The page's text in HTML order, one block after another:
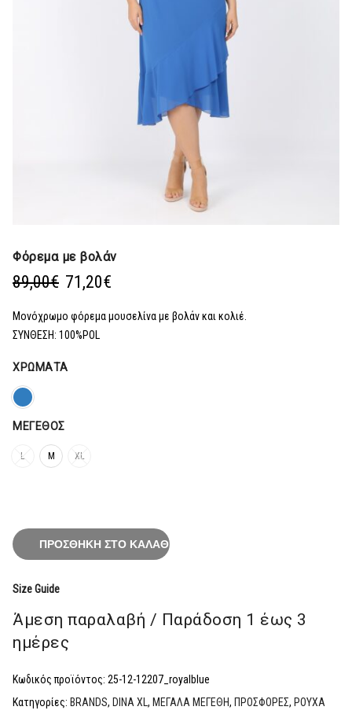
Φόρεμα με βολάν
89,00€ Original
was:
89,00€.
71,20€
τιμή
Μονόχρωμο φόρεμα μουσελίνα με βολάν και κολιέ.
ΣΥΝΘΕΣΗ: 100%POL
ΧΡΏΜΑΤΑ
ΜΈΓΕΘΟΣ
L M XL
ΠΡΟΣΘΉΚΗ ΣΤΟ ΚΑΛΆΘΙ
Size Guide
Άμεση παραλαβή / Παράδoση 1 έως 3
ημέρες
Κωδικός προϊόντος: 25-12-12207_royalblue
Κατηγορίες: BRANDS, DINA XL, ΜΕΓΑΛΑ ΜΕΓΕΘΗ, ΠΡΟΣΦΟΡΕΣ, ΡΟΥΧΑ